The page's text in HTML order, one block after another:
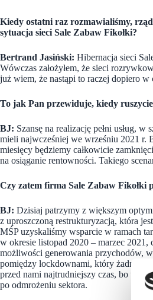
Kiedy ostatni raz rozmawialiśmy,
sytuacja sieci Sale Zabaw Fikołki?
Bertrand Jasiński: Hibernacja sieci
Wówczas założyłem, że sieci
już wiem, że nastąpi to raczej dopiero
To jak Pan przewiduje, kiedy ruszycie
BJ: Szansę na realizację pełni usług,
mieli najwcześniej we wrześniu 2021 r.
miesięcy będziemy całkowicie
na osiąganie rentowności. Takiego
Czy zatem firma Sale Zabaw Fikołki
BJ: Dzisiaj patrzymy z większym
z uproszczoną restrukturyzacją, która
MŚP uzyskaliśmy wsparcie w ramach
w okresie listopad 2020 – marzec
możliwości generowania przychodów,
pomiędzy lockdownami, który żadnym
przed nami najtrudniejszy czas, bo
po odmrożeniu sektora.